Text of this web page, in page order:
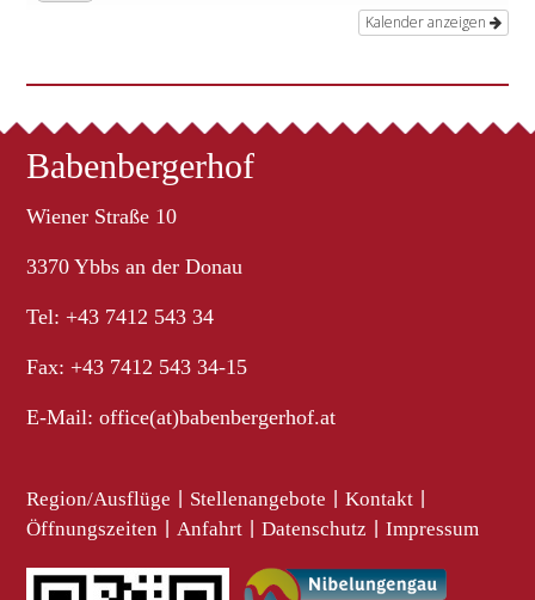
Kalender anzeigen
Babenbergerhof
Wiener Straße 10
3370 Ybbs an der Donau
Tel: +43 7412 543 34
Fax: +43 7412 543 34-15
E-Mail:office(at)babenbergerhof.at
Region/Ausflüge Stellenangebote Kontakt
Öffnungszeiten Anfahrt Datenschutz Impressum